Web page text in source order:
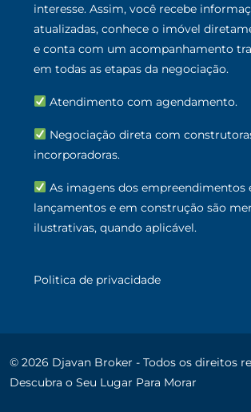
interesse. Assim, você recebe
atualizadas, conhece o imóvel
e conta com um acompanhamento
em todas as etapas da negociação.
Atendimento com agendamento.
Negociação direta com
incorporadoras.
As imagens dos empreendimentos
lançamentos e em construção são
ilustrativas, quando aplicável.
Politica de privacidade
© 2026 Djavan Broker - Todos os direitos
Descubra o Seu Lugar Para Morar